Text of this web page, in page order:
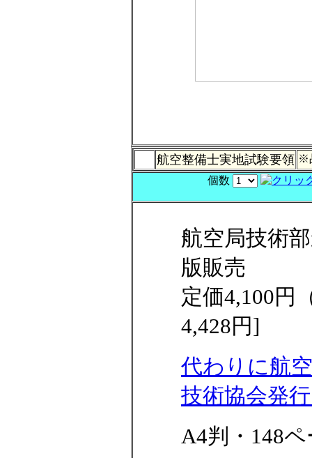
航空整備士実地試験要領 ※
個数
航空局技術
版販売
定価4,100円
4,428円]
代わりに航
技術協会発
A4判・148